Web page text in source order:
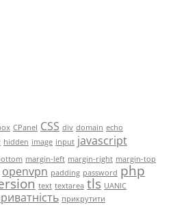
CPanel CSS div domain echo
hidden image input javascript
margin-left margin-right margin-top
openvpn padding password php
text textarea tls UANIC
прикрутити